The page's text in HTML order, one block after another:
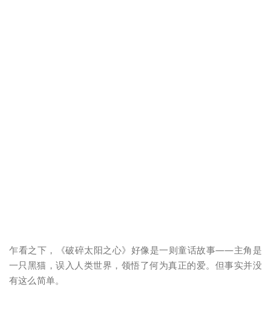
乍看之下，《破碎太阳之心》好像是一则童话故事——主角是
一只黑猫，误入人类世界，领悟了何为真正的爱。但事实并没
有这么简单。